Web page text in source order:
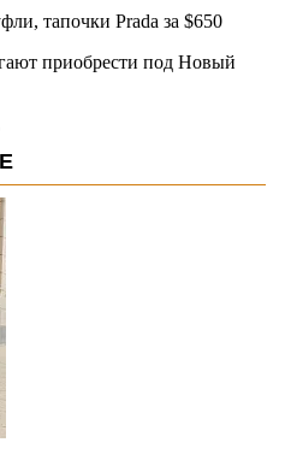
тапочки Prada за $650
приобрести под Новый